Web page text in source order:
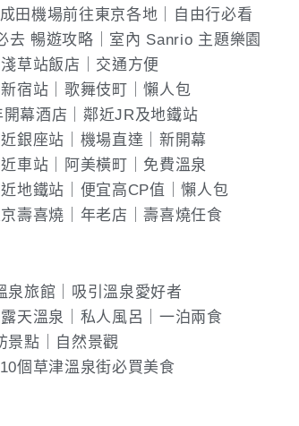
田機場前往東京各地｜自由行必看
去 暢遊攻略｜室內 Sanrio 主題樂園
草站飯店｜交通方便
宿站｜歌舞伎町｜懶人包
開幕酒店｜鄰近JR及地鐵站
銀座站｜機場直達｜新開幕
車站｜阿美橫町｜免費溫泉
地鐵站｜便宜高CP值｜懶人包
壽喜燒｜年老店｜壽喜燒任食
泉旅館｜吸引溫泉愛好者
天溫泉｜私人風呂｜一泊兩食
景點｜自然景觀
個草津溫泉街必買美食